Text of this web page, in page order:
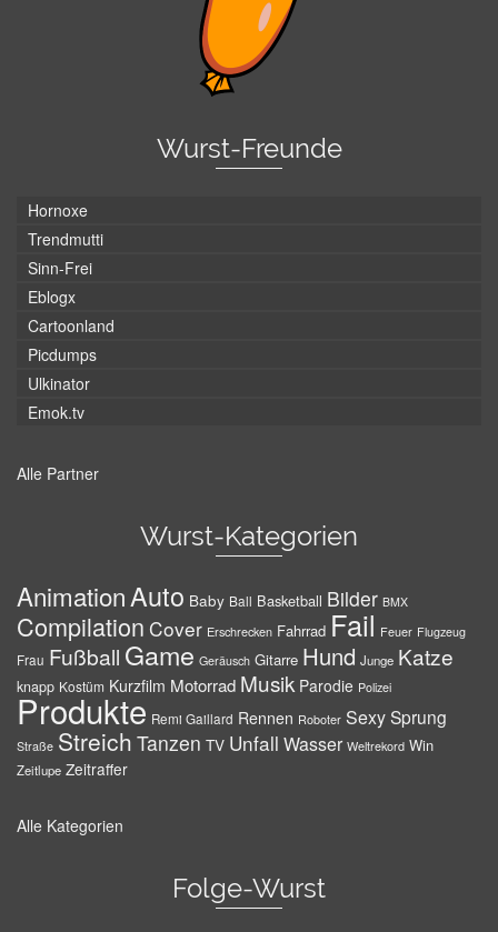
Wurst-Freunde
Hornoxe
Trendmutti
Sinn-Frei
Eblogx
Cartoonland
Picdumps
Ulkinator
Emok.tv
Alle Partner
Wurst-Kategorien
AnimationAuto Baby Ball Basketball Bilder BMX
Compilation Cover Erschrecken Fahrrad Fail Feuer Flugzeug
Frau Fußball Game Geräusch Gitarre Hund Junge Katze
knapp Kostüm Kurzfilm Motorrad Musik Parodie Polizei
Produkte Remi Gaillard Rennen Roboter SexySprung
Straße Streich Tanzen TV Unfall Wasser Weltrekord Win
Zeitlupe Zeitraffer
Alle Kategorien
Folge-Wurst